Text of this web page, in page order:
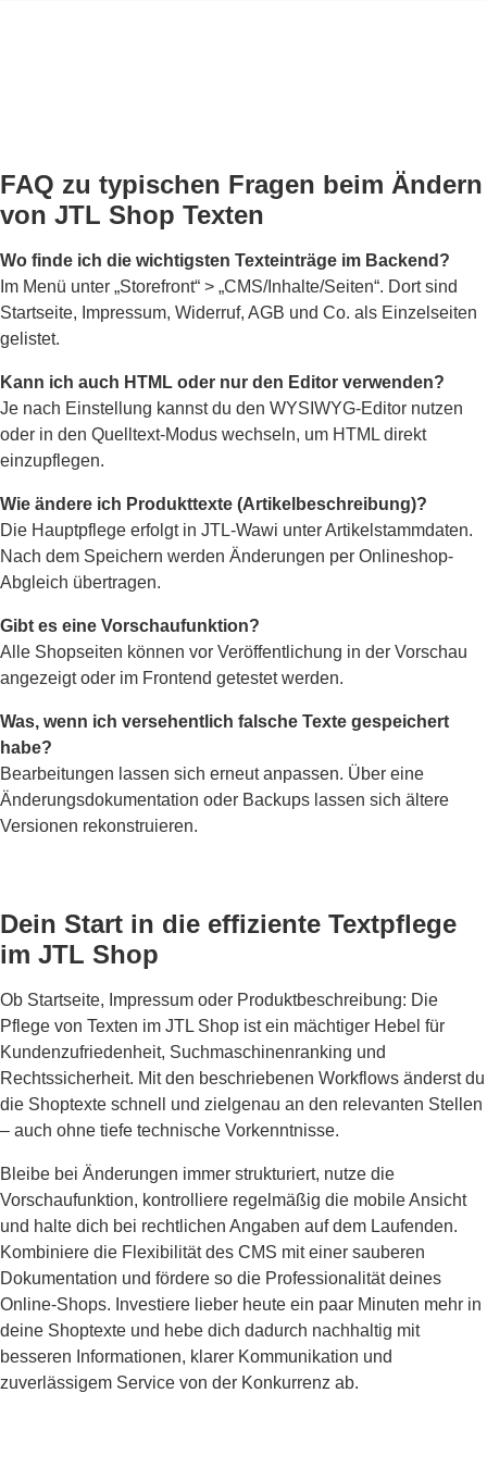
FAQ zu typischen Fragen beim Ändern
von JTL Shop Texten
Wo finde ich die wichtigsten Texteinträge im Backend?
Im Menü unter „Storefront“ > „CMS/Inhalte/Seiten“. Dort sind
Startseite, Impressum, Widerruf, AGB und Co. als Einzelseiten
gelistet.
Kann ich auch HTML oder nur den Editor verwenden?
Je nach Einstellung kannst du den WYSIWYG-Editor nutzen
oder in den Quelltext-Modus wechseln, um HTML direkt
einzupflegen.
Wie ändere ich Produkttexte (Artikelbeschreibung)?
Die Hauptpflege erfolgt in JTL-Wawi unter Artikelstammdaten.
Nach dem Speichern werden Änderungen per Onlineshop-
Abgleich übertragen.
Gibt es eine Vorschaufunktion?
Alle Shopseiten können vor Veröffentlichung in der Vorschau
angezeigt oder im Frontend getestet werden.
Was, wenn ich versehentlich falsche Texte gespeichert
habe?
Bearbeitungen lassen sich erneut anpassen. Über eine
Änderungsdokumentation oder Backups lassen sich ältere
Versionen rekonstruieren.
Dein Start in die effiziente Textpflege
im JTL Shop
Ob Startseite, Impressum oder Produktbeschreibung: Die
Pflege von Texten im JTL Shop ist ein mächtiger Hebel für
Kundenzufriedenheit, Suchmaschinenranking und
Rechtssicherheit. Mit den beschriebenen Workflows änderst du
die Shoptexte schnell und zielgenau an den relevanten Stellen
– auch ohne tiefe technische Vorkenntnisse.
Bleibe bei Änderungen immer strukturiert, nutze die
Vorschaufunktion, kontrolliere regelmäßig die mobile Ansicht
und halte dich bei rechtlichen Angaben auf dem Laufenden.
Kombiniere die Flexibilität des CMS mit einer sauberen
Dokumentation und fördere so die Professionalität deines
Online-Shops. Investiere lieber heute ein paar Minuten mehr in
deine Shoptexte und hebe dich dadurch nachhaltig mit
besseren Informationen, klarer Kommunikation und
zuverlässigem Service von der Konkurrenz ab.